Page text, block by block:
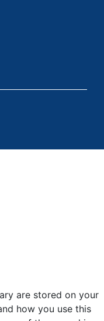
are stored on your
how you use this